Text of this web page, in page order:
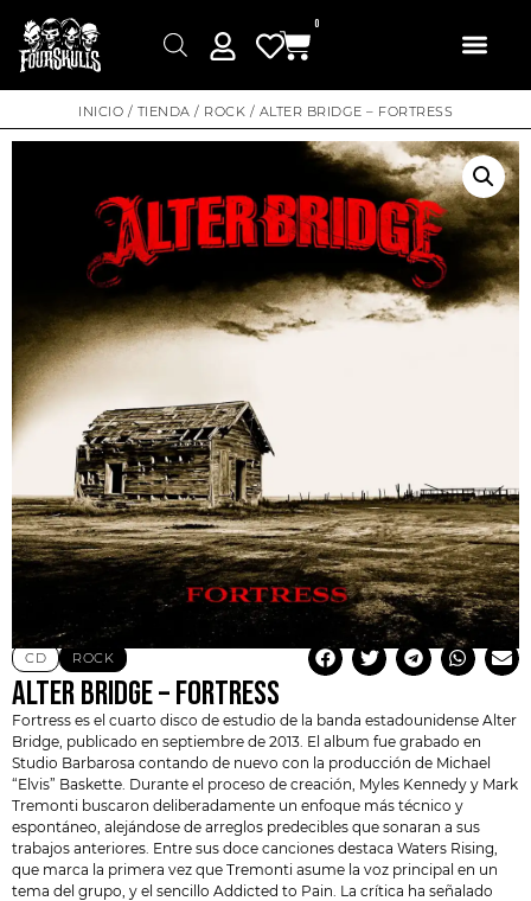
0
INICIO / TIENDA / ROCK / ALTER BRIDGE – FORTRESS
CD ROCK
ALTER BRIDGE – FORTRESS
Fortress es el cuarto disco de estudio de la banda estadounidense Alter
Bridge , publicado en septiembre de 2013. El album fue grabado en
Studio Barbarosa contando de nuevo con la producción de Michael
“Elvis” Baskette. Durante el proceso de creación, Myles Kennedy y Mark
Tremonti buscaron deliberadamente un enfoque más técnico y
espontáneo, alejándose de arreglos predecibles que sonaran a sus
trabajos anteriores. Entre sus doce canciones destaca Waters Rising,
que marca la primera vez que Tremonti asume la voz principal en un
tema del grupo, y el sencillo Addicted to Pain. La crítica ha señalado